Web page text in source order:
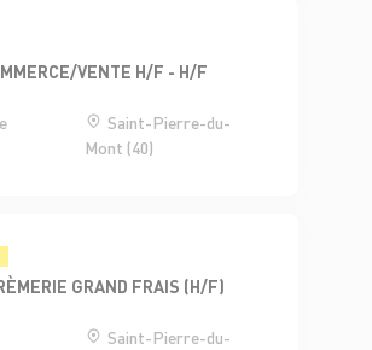
VENTE H/F - H/F
Saint-Pierre-du-
Mont (40)
GRAND FRAIS (H/F)
Saint-Pierre-du-